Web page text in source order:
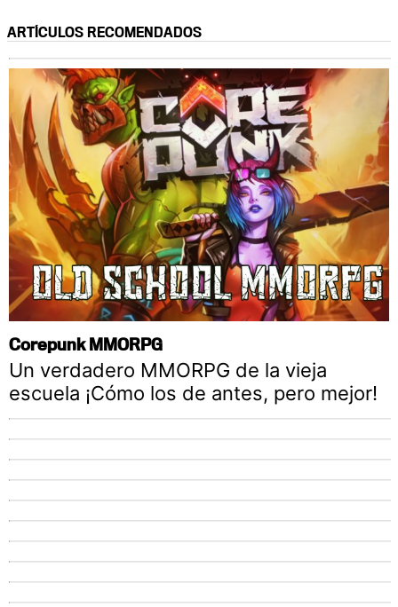
ARTÍCULOS RECOMENDADOS
Corepunk MMORPG
Un verdadero MMORPG de la vieja
escuela ¡Cómo los de antes, pero mejor!